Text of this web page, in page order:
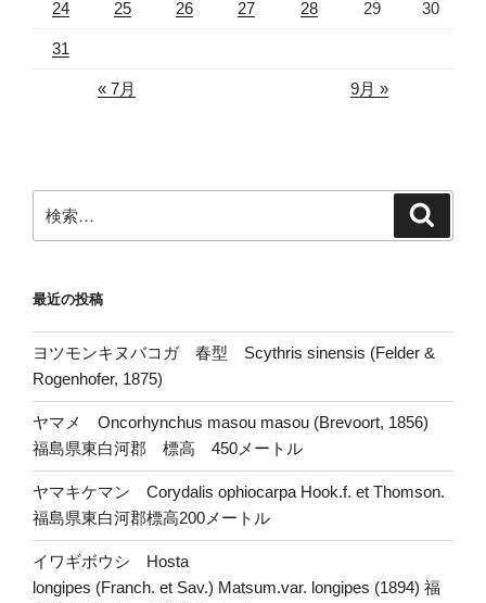
24 25 26 27 28 29 30
31
« 7月 9月 »
索:
最近の投稿
ヨツモンキヌバコガ 春型 Scythris sinensis (Felder &
Rogenhofer, 1875)
ヤマメ Oncorhynchus masou masou (Brevoort, 1856)
福島県東白河郡 標高 450メートル
ヤマキケマン Corydalis ophiocarpa Hook.f. et Thomson.
福島県東白河郡標高200メートル
イワギボウシ Hosta
longipes (Franch. et Sav.) Matsum.var. longipes (1894) 福